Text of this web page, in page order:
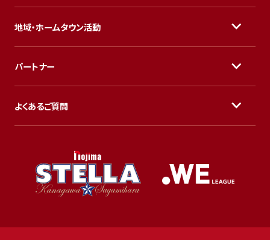
地域・ホームタウン活動
パートナー
よくあるご質問